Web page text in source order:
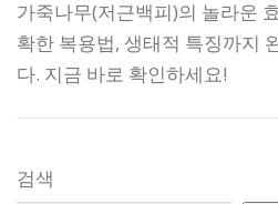
가죽나무(저근백피)의 놀라운
확한 복용법, 생태적 특징까지
다. 지금 바로 확인하세요!
검색